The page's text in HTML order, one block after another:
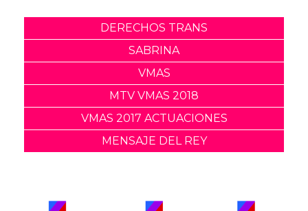
DERECHOS TRANS
SABRINA
VMAS
MTV VMAS 2018
VMAS 2017 ACTUACIONES
MENSAJE DEL REY